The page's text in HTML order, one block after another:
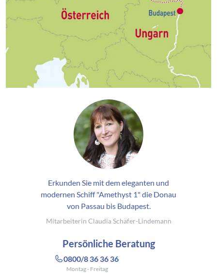
Erkunden Sie mit dem eleganten und
modernen Schiff "Amethyst 1" die Donau
von Passau bis Budapest.
Mitarbeiterin Claudia Schäfer-Lindemann
Persönliche Beratung
0800/8 36 36 36
Montag - Freitag